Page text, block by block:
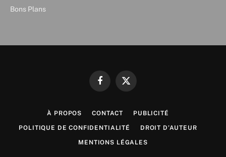
Bons Plans
FacebookX
À PROPOS CONTACT PUBLICITÉ
POLITIQUE DE CONFIDENTIALITÉ DROIT D’AUTEUR
MENTIONS LÉGALES